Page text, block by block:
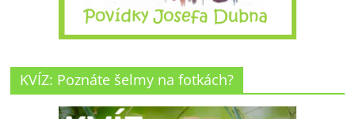
KVÍZ: Poznáte šelmy na fotkách?